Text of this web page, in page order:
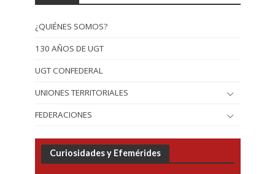
¿QUIÉNES SOMOS?
130 AÑOS DE UGT
UGT CONFEDERAL
UNIONES TERRITORIALES
FEDERACIONES
Curiosidades y Efemérides